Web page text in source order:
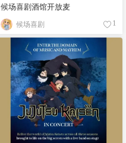
候场喜剧酒馆开放麦
候场喜剧 1